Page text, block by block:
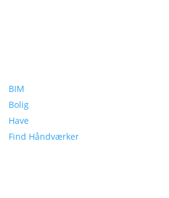
BIM
Bolig
Have
Find Håndværker